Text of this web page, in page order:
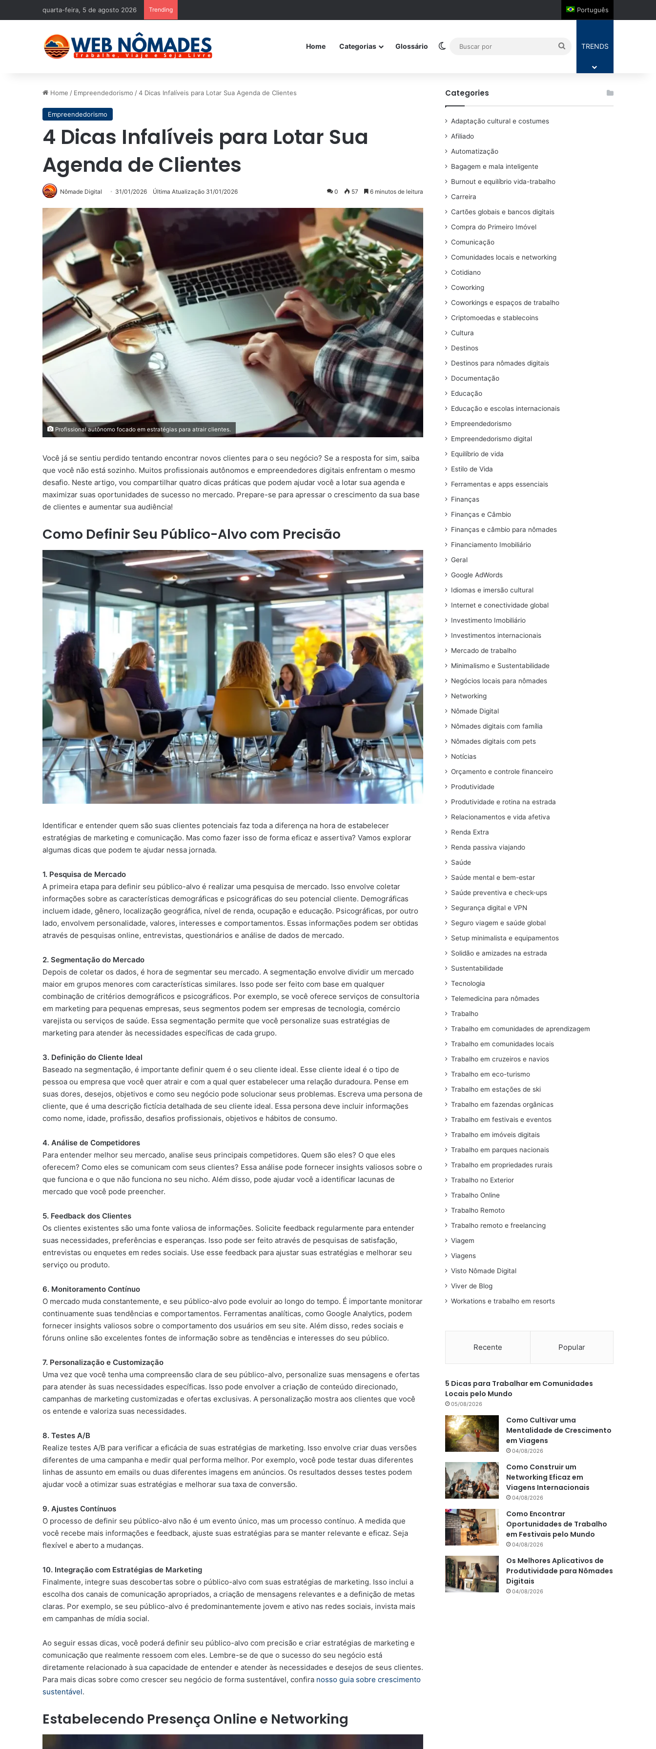
quarta-feira, 5 de agosto 2026 Trending Português
Home Categorias Glossário Switch skin
BuscarTRENDS
Home / Empreendedorismo /4 Dicas Infalíveis para Lotar Sua Agenda de Clientes
Empreendedorismo
4 Dicas Infalíveis para Lotar Sua
Agenda de Clientes
Nômade Digital 31/01/2026 Última Atualização 31/01/2026 0 57 6 minutos de leitura
Profissional autônomo focado em estratégias para atrair clientes.
Você já se sentiu perdido tentando encontrar novos clientes para o seu negócio? Se a resposta for sim, saiba
que você não está sozinho. Muitos profissionais autônomos e empreendedores digitais enfrentam o mesmo
desafio. Neste artigo, vou compartilhar quatro dicas práticas que podem ajudar você a lotar sua agenda e
maximizar suas oportunidades de sucesso no mercado. Prepare-se para apressar o crescimento da sua base
de clientes e aumentar sua audiência!
Como Definir Seu Público-Alvo com Precisão
Identificar e entender quem são suas clientes potenciais faz toda a diferença na hora de estabelecer
estratégias de marketing e comunicação. Mas como fazer isso de forma eficaz e assertiva? Vamos explorar
algumas dicas que podem te ajudar nessa jornada.
1. Pesquisa de Mercado
A primeira etapa para definir seu público-alvo é realizar uma pesquisa de mercado. Isso envolve coletar
informações sobre as características demográficas e psicográficas do seu potencial cliente. Demográficas
incluem idade, gênero, localização geográfica, nível de renda, ocupação e educação. Psicográficas, por outro
lado, envolvem personalidade, valores, interesses e comportamentos. Essas informações podem ser obtidas
através de pesquisas online, entrevistas, questionários e análise de dados de mercado.
2. Segmentação do Mercado
Depois de coletar os dados, é hora de segmentar seu mercado. A segmentação envolve dividir um mercado
maior em grupos menores com características similares. Isso pode ser feito com base em qualquer
combinação de critérios demográficos e psicográficos. Por exemplo, se você oferece serviços de consultoria
em marketing para pequenas empresas, seus segmentos podem ser empresas de tecnologia, comércio
varejista ou serviços de saúde. Essa segmentação permite que você personalize suas estratégias de
marketing para atender às necessidades específicas de cada grupo.
3. Definição do Cliente Ideal
Baseado na segmentação, é importante definir quem é o seu cliente ideal. Esse cliente ideal é o tipo de
pessoa ou empresa que você quer atrair e com a qual quer estabelecer uma relação duradoura. Pense em
suas dores, desejos, objetivos e como seu negócio pode solucionar seus problemas. Escreva uma persona de
cliente, que é uma descrição fictícia detalhada de seu cliente ideal. Essa persona deve incluir informações
como nome, idade, profissão, desafios profissionais, objetivos e hábitos de consumo.
4. Análise de Competidores
Para entender melhor seu mercado, analise seus principais competidores. Quem são eles? O que eles
oferecem? Como eles se comunicam com seus clientes? Essa análise pode fornecer insights valiosos sobre o
que funciona e o que não funciona no seu nicho. Além disso, pode ajudar você a identificar lacunas de
mercado que você pode preencher.
5. Feedback dos Clientes
Os clientes existentes são uma fonte valiosa de informações. Solicite feedback regularmente para entender
suas necessidades, preferências e esperanças. Isso pode ser feito através de pesquisas de satisfação,
entrevistas ou enquetes em redes sociais. Use esse feedback para ajustar suas estratégias e melhorar seu
serviço ou produto.
6. Monitoramento Contínuo
O mercado muda constantemente, e seu público-alvo pode evoluir ao longo do tempo. É importante monitorar
continuamente suas tendências e comportamentos. Ferramentas analíticas, como Google Analytics, podem
fornecer insights valiosos sobre o comportamento dos usuários em seu site. Além disso, redes sociais e
fóruns online são excelentes fontes de informação sobre as tendências e interesses do seu público.
7. Personalização e Customização
Uma vez que você tenha uma compreensão clara de seu público-alvo, personalize suas mensagens e ofertas
para atender às suas necessidades específicas. Isso pode envolver a criação de conteúdo direcionado,
campanhas de marketing customizadas e ofertas exclusivas. A personalização mostra aos clientes que você
os entende e valoriza suas necessidades.
8. Testes A/B
Realize testes A/B para verificar a eficácia de suas estratégias de marketing. Isso envolve criar duas versões
diferentes de uma campanha e medir qual performa melhor. Por exemplo, você pode testar duas diferentes
linhas de assunto em emails ou duas diferentes imagens em anúncios. Os resultados desses testes podem
ajudar você a otimizar suas estratégias e melhorar sua taxa de conversão.
9. Ajustes Contínuos
O processo de definir seu público-alvo não é um evento único, mas um processo contínuo. A medida que
você recebe mais informações e feedback, ajuste suas estratégias para se manter relevante e eficaz. Seja
flexível e aberto a mudanças.
10. Integração com Estratégias de Marketing
Finalmente, integre suas descobertas sobre o público-alvo com suas estratégias de marketing. Isso inclui a
escolha dos canais de comunicação apropriados, a criação de mensagens relevantes e a definição de metas
claras. Por exemplo, se seu público-alvo é predominantemente jovem e ativo nas redes sociais, invista mais
em campanhas de mídia social.
Ao seguir essas dicas, você poderá definir seu público-alvo com precisão e criar estratégias de marketing e
comunicação que realmente ressoem com eles. Lembre-se de que o sucesso do seu negócio está
diretamente relacionado à sua capacidade de entender e atender às necessidades e desejos de seus clientes.
Para mais dicas sobre como crescer seu negócio de forma sustentável, confira nosso guia sobre crescimento
sustentável.
Estabelecendo Presença Online e Networking
Categories
Adaptação cultural e costumes
Afiliado
Automatização
Bagagem e mala inteligente
Burnout e equilíbrio vida-trabalho
Carreira
Cartões globais e bancos digitais
Compra do Primeiro Imóvel
Comunicação
Comunidades locais e networking
Cotidiano
Coworking
Coworkings e espaços de trabalho
Criptomoedas e stablecoins
Cultura
Destinos
Destinos para nômades digitais
Documentação
Educação
Educação e escolas internacionais
Empreendedorismo
Empreendedorismo digital
Equilíbrio de vida
Estilo de Vida
Ferramentas e apps essenciais
Finanças
Finanças e Câmbio
Finanças e câmbio para nômades
Financiamento Imobiliário
Geral
Google AdWords
Idiomas e imersão cultural
Internet e conectividade global
Investimento Imobiliário
Investimentos internacionais
Mercado de trabalho
Minimalismo e Sustentabilidade
Negócios locais para nômades
Networking
Nômade Digital
Nômades digitais com família
Nômades digitais com pets
Notícias
Orçamento e controle financeiro
Produtividade
Produtividade e rotina na estrada
Relacionamentos e vida afetiva
Renda Extra
Renda passiva viajando
Saúde
Saúde mental e bem-estar
Saúde preventiva e check-ups
Segurança digital e VPN
Seguro viagem e saúde global
Setup minimalista e equipamentos
Solidão e amizades na estrada
Sustentabilidade
Tecnologia
Telemedicina para nômades
Trabalho
Trabalho em comunidades de aprendizagem
Trabalho em comunidades locais
Trabalho em cruzeiros e navios
Trabalho em eco-turismo
Trabalho em estações de ski
Trabalho em fazendas orgânicas
Trabalho em festivais e eventos
Trabalho em imóveis digitais
Trabalho em parques nacionais
Trabalho em propriedades rurais
Trabalho no Exterior
Trabalho Online
Trabalho Remoto
Trabalho remoto e freelancing
Viagem
Viagens
Visto Nômade Digital
Viver de Blog
Workations e trabalho em resorts
Recente Popular
5 Dicas para Trabalhar em Comunidades
Locais pelo Mundo
05/08/2026
Como Cultivar uma
Mentalidade de Crescimento
em Viagens
04/08/2026
Como Construir um
Networking Eficaz em
Viagens Internacionais
04/08/2026
Como Encontrar
Oportunidades de Trabalho
em Festivais pelo Mundo
04/08/2026
Os Melhores Aplicativos de
Produtividade para Nômades
Digitais
04/08/2026